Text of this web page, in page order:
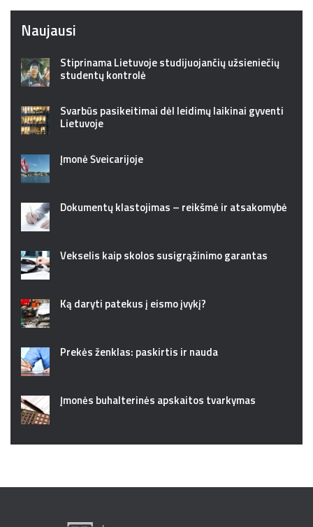
Naujausi
Stiprinama Lietuvoje studijuojančių užsieniečių
studentų kontrolė
Svarbūs pasikeitimai dėl leidimų laikinai gyventi
Lietuvoje
Įmonė Šveicarijoje
Dokumentų klastojimas – reikšmė ir atsakomybė
Vekselis kaip skolos susigrąžinimo garantas
Ką daryti patekus į eismo įvykį?
Prekės ženklas: paskirtis ir nauda
Įmonės buhalterinės apskaitos tvarkymas